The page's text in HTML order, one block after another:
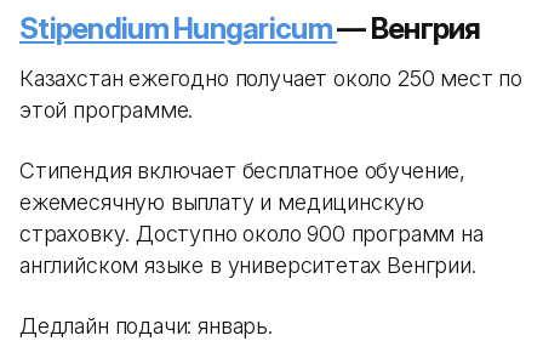
Stipendium Hungaricum— Венгрия
Казахстан ежегодно получает около 250 мест по
этой программе.
Стипендия включает бесплатное обучение,
ежемесячную выплату и медицинскую
страховку. Доступно около 900 программ на
английском языке в университетах Венгрии.
Дедлайн подачи: январь.